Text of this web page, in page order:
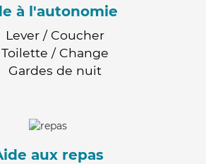
à l'autonomie
Lever / Coucher
Toilette / Change
Gardes de nuit
aux repas